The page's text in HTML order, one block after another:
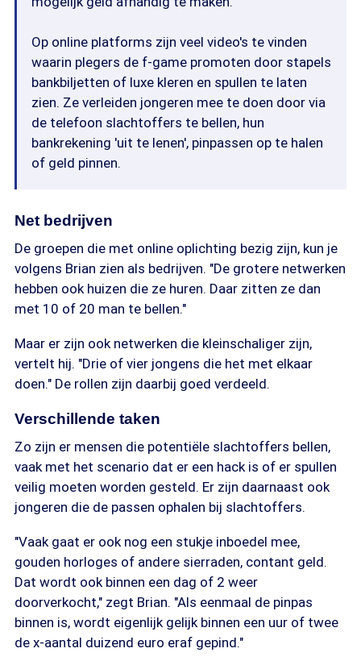
Op online platforms zijn veel video's te vinden
waarin plegers de f-game promoten door stapels
bankbiljetten of luxe kleren en spullen te laten
zien. Ze verleiden jongeren mee te doen door via
de telefoon slachtoffers te bellen, hun
bankrekening 'uit te lenen', pinpassen op te halen
of geld pinnen.
Net bedrijven
De groepen die met online oplichting bezig zijn, kun je
volgens Brian zien als bedrijven. "De grotere netwerken
hebben ook huizen die ze huren. Daar zitten ze dan
met 10 of 20 man te bellen."
Maar er zijn ook netwerken die kleinschaliger zijn,
vertelt hij. "Drie of vier jongens die het met elkaar
doen." De rollen zijn daarbij goed verdeeld.
Verschillende taken
Zo zijn er mensen die potentiële slachtoffers bellen,
vaak met het scenario dat er een hack is of er spullen
veilig moeten worden gesteld. Er zijn daarnaast ook
jongeren die de passen ophalen bij slachtoffers.
"Vaak gaat er ook nog een stukje inboedel mee,
gouden horloges of andere sierraden, contant geld.
Dat wordt ook binnen een dag of 2 weer
doorverkocht," zegt Brian. "Als eenmaal de pinpas
binnen is, wordt eigenlijk gelijk binnen een uur of twee
de x-aantal duizend euro eraf gepind."